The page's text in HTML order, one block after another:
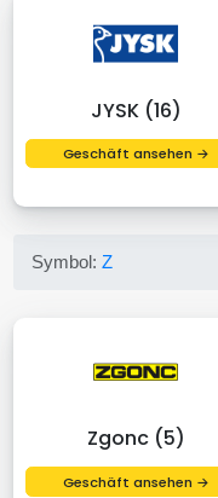
JYSK (16)
Geschäft ansehen →
Symbol:Z
Zgonc (5)
Geschäft ansehen →